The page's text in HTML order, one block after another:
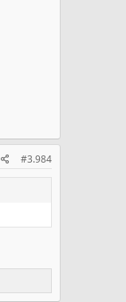
#3.984